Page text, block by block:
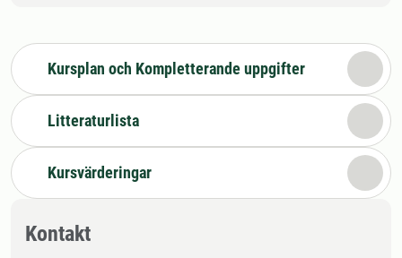
Kursplan och Kompletterande uppgifter
Litteraturlista
Kursvärderingar
Kontakt